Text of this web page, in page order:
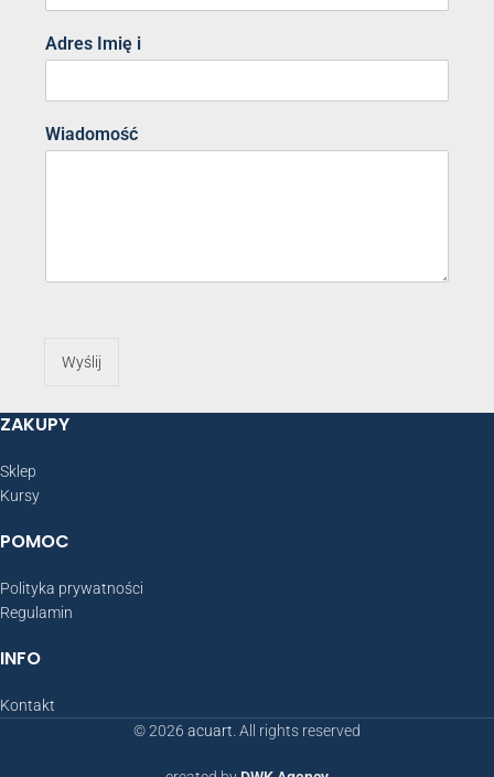
Adres Imię i
Wiadomość
Wyślij
ZAKUPY
Sklep
Kursy
POMOC
Polityka prywatności
Regulamin
INFO
Kontakt
© 2026 acuart . All rights reserved